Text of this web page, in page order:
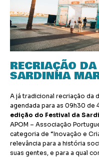
RECRIAÇÃO
SARDINHA
A já tradicional recriação da
agendada para as 09h30 de
edição do Festival da
APOM – Associação
categoria de “Inovação e
relevância para a história
suas gentes, e para a qual